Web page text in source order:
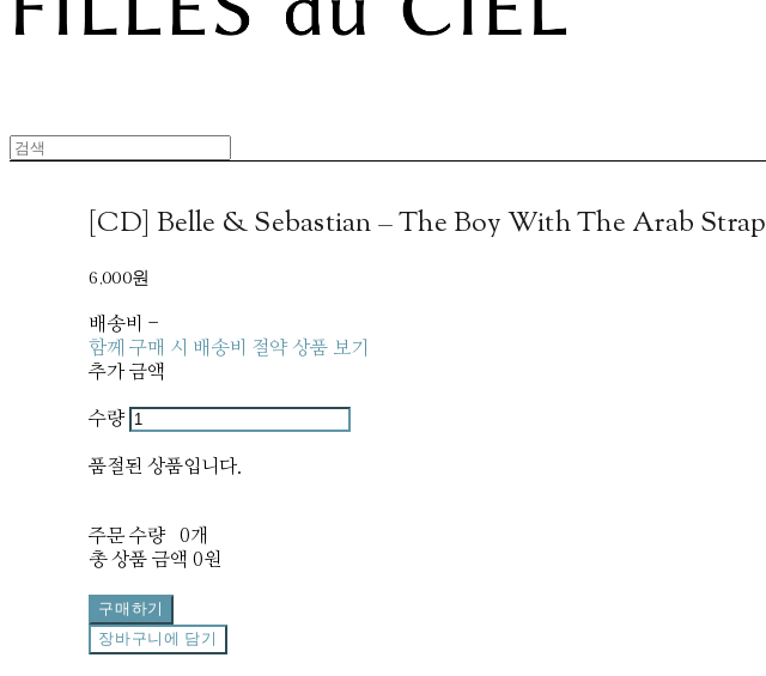
[CD] Belle & Sebastian – The Boy With The Arab Strap
6,000원
배송비 -
함께 구매 시 배송비 절약 상품 보기
추가 금액
수량
품절된 상품입니다.
주문 수량
0개
총 상품 금액 0원
구매하기
장바구니에 담기